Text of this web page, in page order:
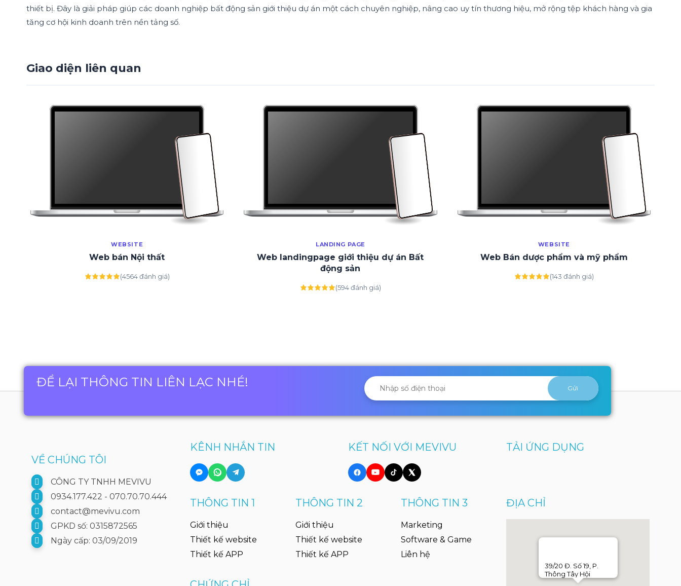
thiết bị. Đây là giải pháp giúp các doanh nghiệp bất động sản giới thiệu dự án một cách chuyên nghiệp, nâng cao uy tín thương hiệu, mở rộng tệp khách hàng và gia
tăng cơ hội kinh doanh trên nền tảng số.
Giao diện liên quan
WEBSITE
Web bán Nội thất
(4564 đánh giá)
LANDING PAGE
Web landingpage giới thiệu dự án Bất
động sản
(594 đánh giá)
WEBSITE
Web Bán dược phẩm và mỹ phẩm
(143 đánh giá)
ĐỂ LẠI THÔNG TIN LIÊN LẠC NHÉ!
VỀ CHÚNG TÔI
CÔNG TY TNHH MEVIVU
0934.177.422 - 070.70.70.444
contact@mevivu.com
GPKD số: 0315872565
Ngày cấp: 03/09/2019
KÊNH NHẮN TIN KẾT NỐI VỚI MEVIVU TẢI ỨNG DỤNG
THÔNG TIN 1
Giới thiệu
Thiết kế website
Thiết kế APP
THÔNG TIN 2
Giới thiệu
Thiết kế website
Thiết kế APP
THÔNG TIN 3
Marketing
Software & Game
Liên hệ
ĐỊA CHỈ
39/20 Đ. Số 19, P.
Thông Tây Hội